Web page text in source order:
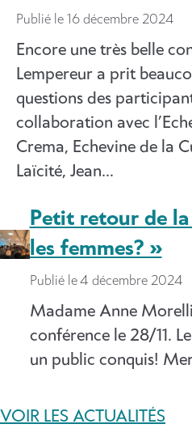
Publié le 16 décembre 2024
Encore une très belle
Lempereur a prit
questions des
collaboration avec
Crema, Echevine de la
Laïcité, Jean…
Petit retour de
les femmes? »
Publié le4 décembre 2024
Madame Anne
conférence le 28/11.
un public conquis!
VOIR LES ACTUALITÉS